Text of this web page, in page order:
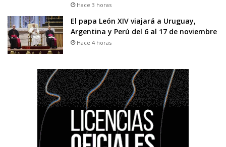
Hace 3 horas
El papa León XIV viajará a Uruguay,
Argentina y Perú del 6 al 17 de noviembre
Hace 4 horas